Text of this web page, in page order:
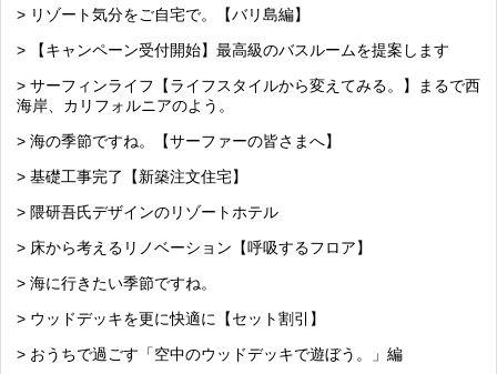
> リゾート気分をご自宅で。【バリ島編】
> 【キャンペーン受付開始】最高級のバスルームを提案します
> サーフィンライフ【ライフスタイルから変えてみる。】まるで西
海岸、カリフォルニアのよう。
> 海の季節ですね。【サーファーの皆さまへ】
> 基礎工事完了【新築注文住宅】
> 隈研吾氏デザインのリゾートホテル
> 床から考えるリノベーション【呼吸するフロア】
> 海に行きたい季節ですね。
> ウッドデッキを更に快適に【セット割引】
> おうちで過ごす「空中のウッドデッキで遊ぼう。」編